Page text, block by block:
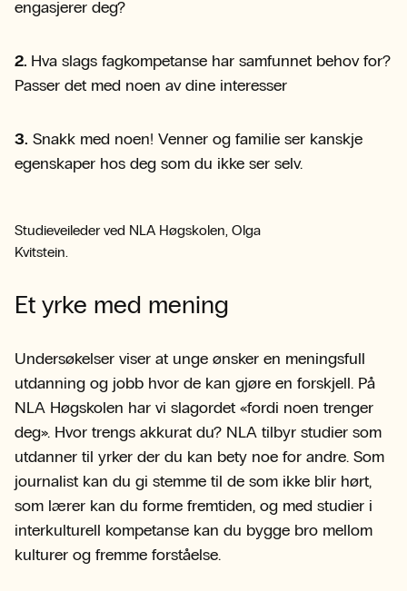
engasjerer deg?
2. Hva slags fagkompetanse har samfunnet behov for?
Passer det med noen av dine interesser
3. Snakk med noen! Venner og familie ser kanskje
egenskaper hos deg som du ikke ser selv.
Studieveileder ved NLA Høgskolen, Olga
Kvitstein.
Et yrke med mening
Undersøkelser viser at unge ønsker en meningsfull
utdanning og jobb hvor de kan gjøre en forskjell. På
NLA Høgskolen har vi slagordet «fordi noen trenger
deg». Hvor trengs akkurat du? NLA tilbyr studier som
utdanner til yrker der du kan bety noe for andre. Som
journalist kan du gi stemme til de som ikke blir hørt,
som lærer kan du forme fremtiden, og med studier i
interkulturell kompetanse kan du bygge bro mellom
kulturer og fremme forståelse.